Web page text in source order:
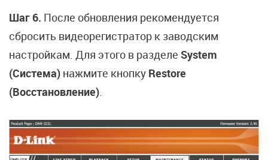
Шаг 6. После обновления рекомендуется
сбросить видеорегистратор к заводским
настройкам. Для этого в разделе System
(Система) нажмите кнопку Restore
(Восстановление)